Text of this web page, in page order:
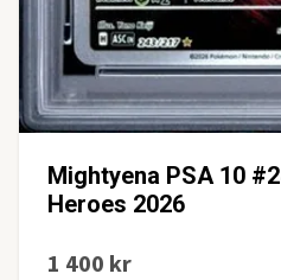
Mightyena PSA 10
Heroes 2026
1 400 kr